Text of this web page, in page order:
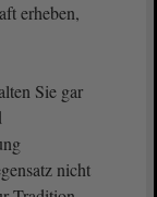
erheben,
Sie gar
nicht